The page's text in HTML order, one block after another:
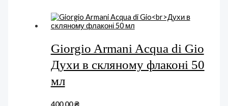
Giorgio Armani Acqua di Gio
Духи в скляному флаконі 50
мл
400,00₴